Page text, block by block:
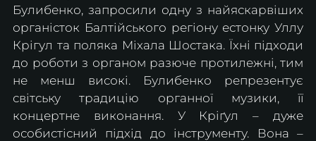
Булибенко, запросили одну з найяскарвіших
органісток Балтійського регіону естонку Уллу
Крігул та поляка Міхала Шостака. Їхні підходи
до роботи з органом разюче протилежні, тим
не менш високі. Булибенко репрезентує
світську традицію органної музики, її
концертне виконання. У Кріґул – дуже
особистісний підхід до інструменту. Вона –